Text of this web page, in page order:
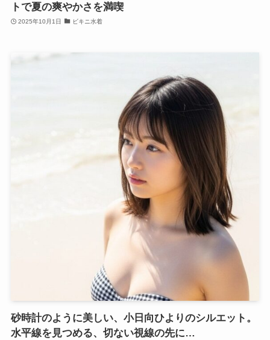
トで夏の爽やかさを満喫
2025年10月1日 ビキニ水着
砂時計のように美しい、小日向ひよりのシルエット。
水平線を見つめる、切ない視線の先に…